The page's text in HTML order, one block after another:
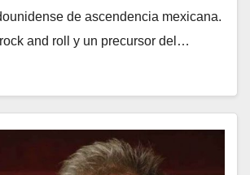
de ascendencia mexicana.
and roll y un precursor del…